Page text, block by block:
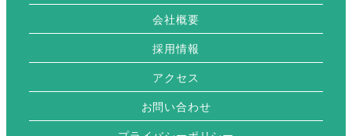
会社概要
採用情報
アクセス
お問い合わせ